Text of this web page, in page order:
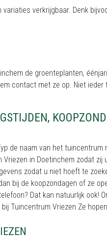
verkrijgbaar. Denk
de groenteplanten,
contact met ze op. Niet
de naam van het tuincentrum
in Doetinchem zodat
zodat u niet hoeft te
bij de koopzondagen of ze
Dat kan natuurlijk ook!
Tuincentrum Vriezen Ze